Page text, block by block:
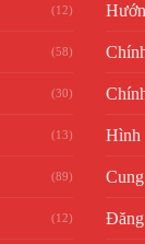
(12)
(58)
(30)
(13)
(89)
(12)
Hình